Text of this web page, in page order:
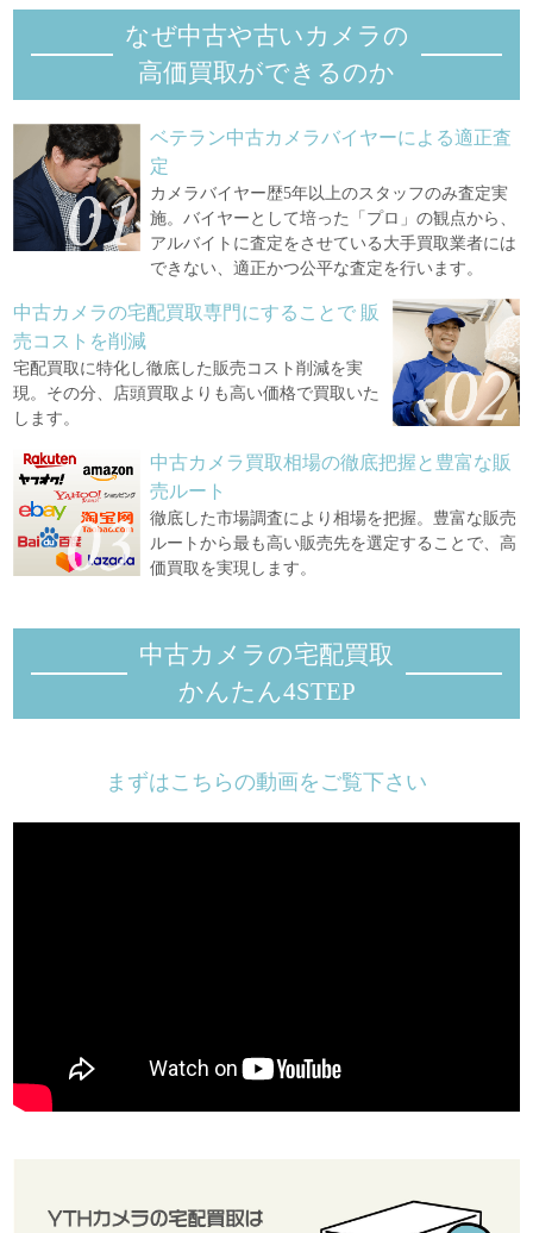
2024年06月 45,400円 0.00%
2024年04月 45,613円 0.00% 0円
なぜ中古や古いカメラの
高価買取ができるのか
ベテラン中古カメラバイヤーによる適正査
定
カメラバイヤー歴5年以上のスタッフのみ査定実
施。バイヤーとして培った「プロ」の観点から、
アルバイトに査定をさせている大手買取業者には
できない、適正かつ公平な査定を行います。
中古カメラの宅配買取専門にすることで 販
売コストを削減
宅配買取に特化し徹底した販売コスト削減を実
現。その分、店頭買取よりも高い価格で買取いた
します。
中古カメラ買取相場の徹底把握と豊富な販
売ルート
徹底した市場調査により相場を把握。豊富な販売
ルートから最も高い販売先を選定することで、高
価買取を実現します。
中古カメラの宅配買取
かんたん4STEP
まずはこちらの動画をご覧下さい